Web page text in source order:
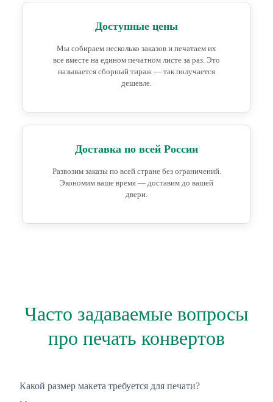
Доступные цены
Мы собираем несколько заказов и печатаем их
все вместе на едином печатном листе за раз. Это
называется сборный тираж — так получается
дешевле.
Доставка по всей России
Развозим заказы по всей стране без ограничений.
Экономим ваше время — доставим до вашей
двери.
Часто задаваемые вопросы
про печать конвертов
Какой размер макета требуется для печати?